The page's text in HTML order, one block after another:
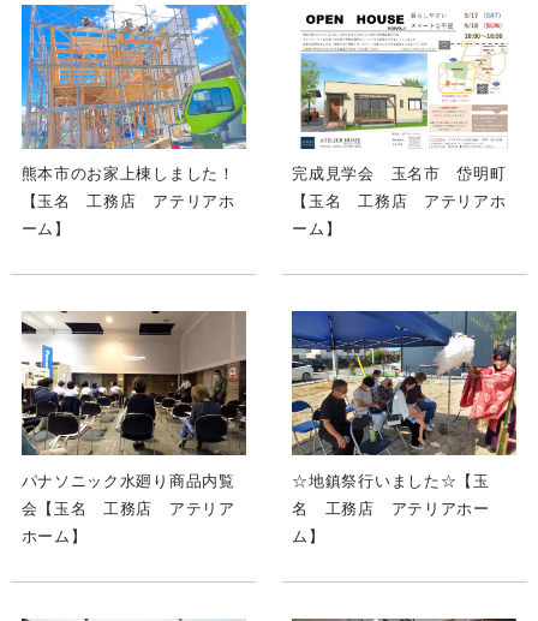
熊本市のお家上棟しました！
【玉名 工務店 アテリアホ
ーム】
完成見学会 玉名市 岱明町
【玉名 工務店 アテリアホ
ーム】
パナソニック水廻り商品内覧
会【玉名 工務店 アテリア
ホーム】
☆地鎮祭行いました☆【玉
名 工務店 アテリアホー
ム】